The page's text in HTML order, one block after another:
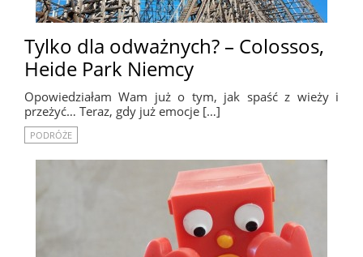
Tylko dla odważnych? – Colossos,
Heide Park Niemcy
Opowiedziałam Wam już o tym, jak spaść z wieży i
przeżyć… Teraz, gdy już emocje […]
PODRÓŻE